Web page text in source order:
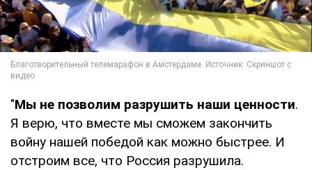
"Мы не позволим разрушить наши ценности.
Я верю, что вместе мы сможем закончить
войну нашей победой как можно быстрее. И
отстроим все, что Россия разрушила.